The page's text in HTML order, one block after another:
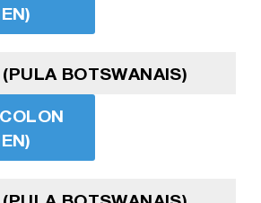
BOTSWANAIS)